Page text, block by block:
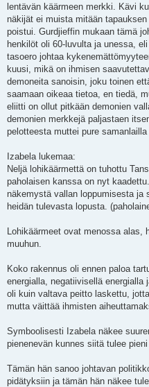
lentävän käärmeen merkki. Kävi
näkijät ei muista mitään
poistui. Gurdjieffin mukaan tämä
henkilöt oli 60-luvulta ja unessa,
tasoero johtaa
kuusi, mikä on ihmisen
demoneita sanoisin, joku toinen
saamaan oikeaa tietoa, en tiedä,
eliitti on ollut pitkään demonien
demonien merkkejä paljastaen
pelotteesta muttei pure samanlailla
Izabela lukemaa:
Neljä lohikäärmettä on tuhottu
paholaisen kanssa on nyt
näkemystä vallan loppumisesta ja
heidän tulevasta lopusta.
Lohikäärmeet ovat menossa alas,
muuhun.
Koko rakennus oli ennen paloa
energialla, negatiivisellä
oli kuin valtava peitto laskettu,
mutta väittää ihmisten
Symboolisesti Izabela näkee
pienenevän kunnes siitä tulee
Tämän hän sanoo johtavan
pidätyksiin ja tämän hän näkee